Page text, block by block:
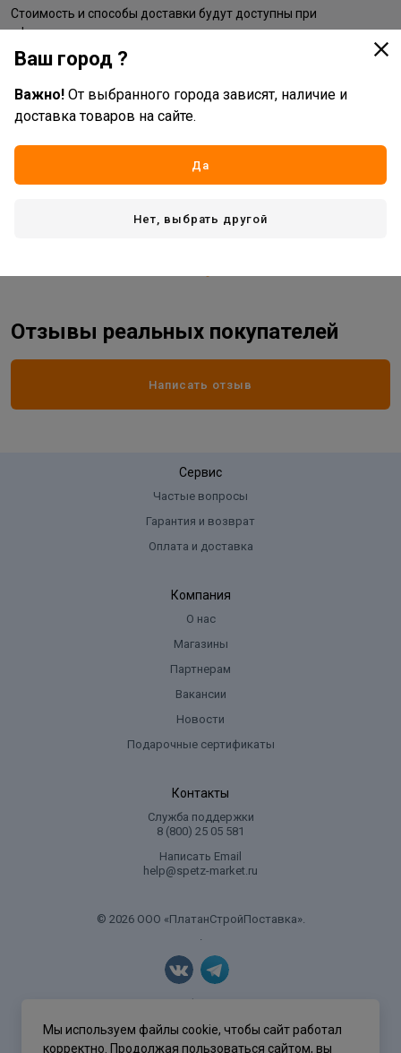
Стоимость и способы доставки будут доступны при
оформлении заказа.
Характеристики
Troyka
часы
Отзывы реальных покупателей
Написать отзыв
Сервис
Частые вопросы
Гарантия и возврат
Оплата и доставка
Компания
О нас
Магазины
Партнерам
Вакансии
Новости
Подарочные сертификаты
Контакты
Служба поддержки
8 (800) 25 05 581
Написать Email
help@spetz-market.ru
© 2026 ООО «ПлатанСтройПоставка».
.
Политика конфиденциальности
Ваш город ?
Важно! От выбранного города зависят, наличие и
доставка товаров на сайте.
Да
Нет, выбрать другой
Мы используем файлы cookie, чтобы сайт работал
корректно. Продолжая пользоваться сайтом, вы